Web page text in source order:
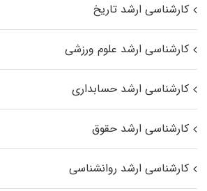
کارشناسی ارشد تاریخ
کارشناسی ارشد علوم ورزشی
کارشناسی ارشد حسابداری
کارشناسی ارشد حقوق
کارشناسی ارشد روانشناسی